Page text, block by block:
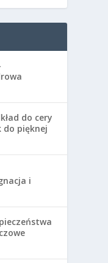
do cery
do pięknej
i